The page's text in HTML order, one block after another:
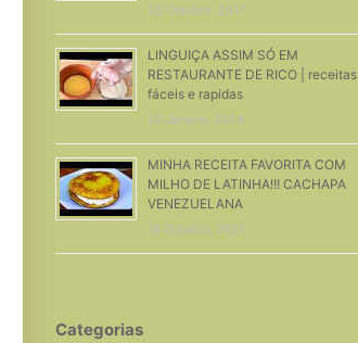
26 Outubro, 2017
LINGUIÇA ASSIM SÓ EM
RESTAURANTE DE RICO | receitas
fáceis e rapidas
20 Janeiro, 2024
MINHA RECEITA FAVORITA COM
MILHO DE LATINHA!!! CACHAPA
VENEZUELANA
18 Outubro, 2022
Categorias